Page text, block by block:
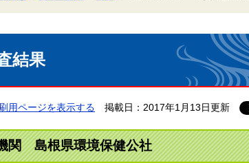
結果
用ページを表示する 掲載日：2017年1月13日更新
島根県環境保健公社